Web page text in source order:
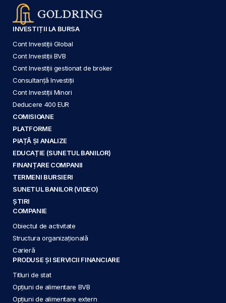
INVESTIȚII LA BURSA
Cont Investiții Global
Cont Investiții BVB
Cont Investiții gestionat de broker
Consultanță Investiții
Cont Investiții Minori
Deducere 400 EUR
COMISIOANE
PLATFORME
PIAȚĂ ȘI ANALIZE
EDUCAȚIE (SUNETUL BANILOR)
FINANȚARE COMPANII
TERMENI BURSIERI
SUNETUL BANILOR (VIDEO)
ȘTIRI
COMPANIE
Obiectul de activitate
Structura organizațională
Carieră
PRODUSE ȘI SERVICII FINANCIARE
Titluri de stat
Opțiuni de alimentare BVB
Opțiuni de alimentare extern